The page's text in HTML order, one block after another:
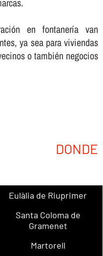
en fontanerí­a van
ya sea para viviendas
o también negocios
DONDE
Eulàlia de Riuprimer
Santa Coloma de
Gramenet
Martorell